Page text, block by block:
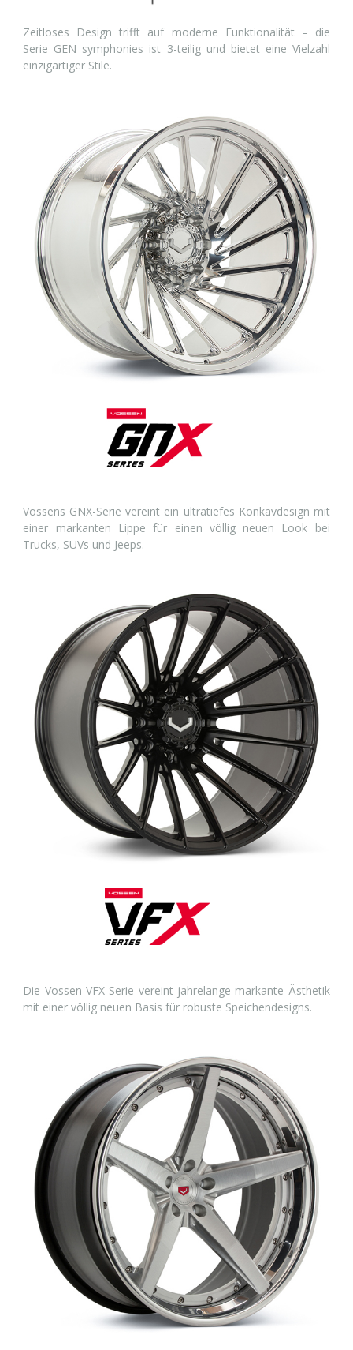
Zeitloses Design trifft auf moderne Funktionalität – die
Serie GEN symphonies ist 3-teilig und bietet eine Vielzahl
einzigartiger Stile.
Vossens GNX-Serie vereint ein ultratiefes Konkavdesign mit
einer markanten Lippe für einen völlig neuen Look bei
Trucks, SUVs und Jeeps.
Die Vossen VFX-Serie vereint jahrelange markante Ästhetik
mit einer völlig neuen Basis für robuste Speichendesigns.